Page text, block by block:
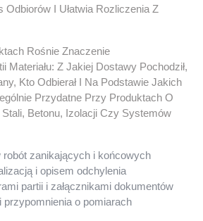
I Ułatwia Rozliczenia Z
Rośnie Znaczenie
Materiału: Z Jakiej Dostawy Pochodził,
Kto Odbierał I Na Podstawie Jakich
Przydatne Przy Produktach O
Betonu, Izolacji Czy Systemów
zanikających i końcowych
i opisem odchylenia
partii i załącznikami dokumentów
przypomnienia o pomiarach